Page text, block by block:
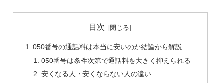
目次
050番号の通話料は本当に安いのか結論から解説
050番号は条件次第で通話料を大きく抑えられる
安くなる人・安くならない人の違い